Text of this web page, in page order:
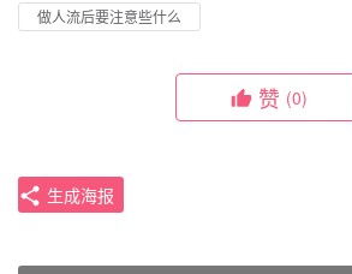
做人流后要注意些什么
赞 (0)
生成海报